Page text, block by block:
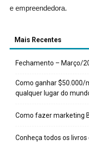
e empreendedora.
Mais Recentes
Fechamento – Março/
Como ganhar $50.000/
qualquer lugar do
Como fazer marketing
Conheça todos os